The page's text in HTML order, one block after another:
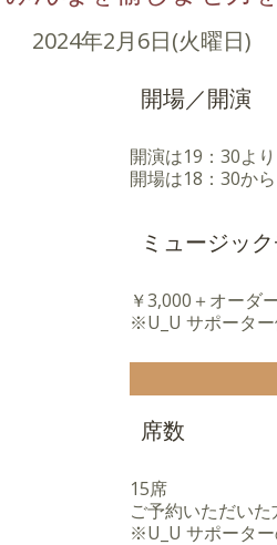
2024年2月6日(火曜日)
開場／開演
開演は19：30よ
開場は18：30か
ミュージッ
￥3,000＋オーダ
※U_U サポータ
席数
15席
ご予約いただいた
※U_U サポーター